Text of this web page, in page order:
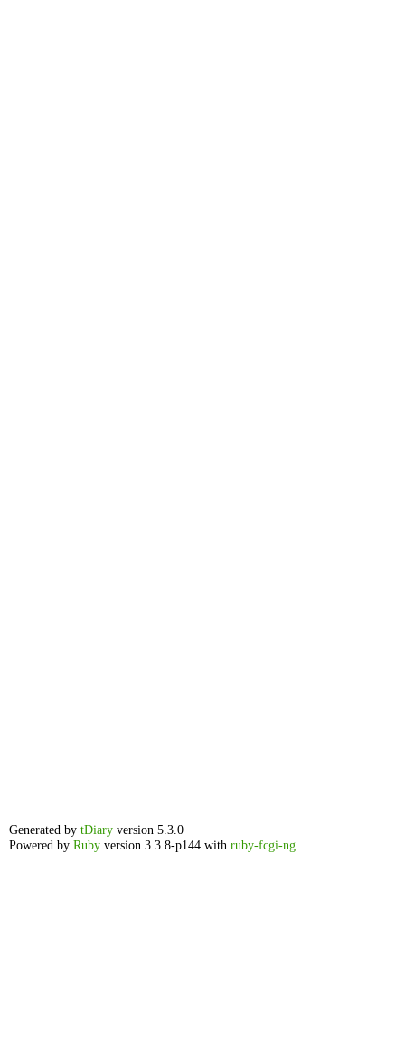
Generated by tDiary version 5.3.0
Powered by Ruby version 3.3.8-p144 with ruby-fcgi-ng